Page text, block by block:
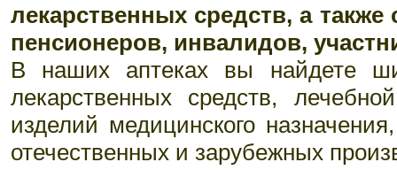
лекарственных средств, а
пенсионеров, инвалидов,
В наших аптеках вы найдете
лекарственных средств,
изделий медицинского
отечественных и зарубежных